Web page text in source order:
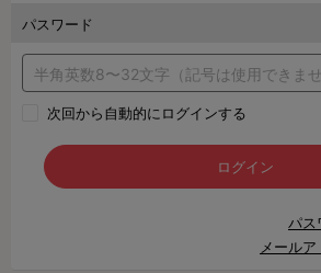
パスワード
次回から自動的にログインする
ログイン
パス
メール